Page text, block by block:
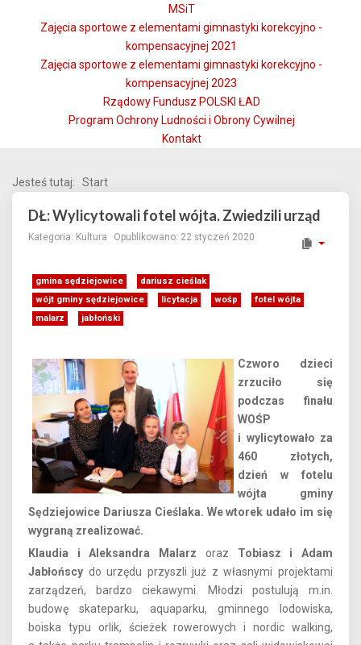
MSiT
Zajęcia sportowe z elementami gimnastyki korekcyjno -
kompensacyjnej 2021
Zajęcia sportowe z elementami gimnastyki korekcyjno -
kompensacyjnej 2023
Rządowy Fundusz POLSKI ŁAD
Program Ochrony Ludności i Obrony Cywilnej
Kontakt
Jesteś tutaj: Start
DŁ: Wylicytowali fotel wójta. Zwiedzili urząd
Kategoria: Kultura Opublikowano: 22 styczeń 2020
gmina sędziejowice
dariusz cieślak
wójt gminy sędziejowice
licytacja wośp
fotel wójta
malarz
jabłoński
Czworo dzieci
zrzuciło się
podczas finału
WOŚP
i wylicytowało za
460 złotych,
dzień w fotelu
wójta gminy
Sędziejowice Dariusza Cieślaka. We wtorek udało im się
wygraną zrealizować.
Klaudia i Aleksandra Malarz oraz Tobiasz i Adam
Jabłońscy do urzędu przyszli już z własnymi projektami
zarządzeń, bardzo ciekawymi. Młodzi postulują m.in.
budowę skateparku, aquaparku, gminnego lodowiska,
boiska typu orlik, ścieżek rowerowych i nordic walking,